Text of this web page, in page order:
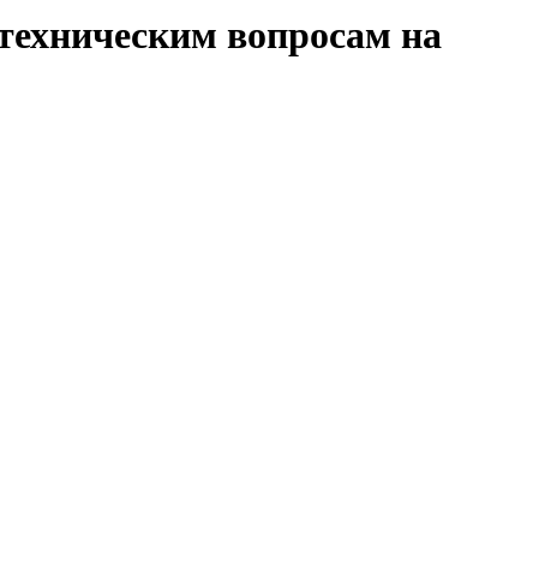
вопросам на